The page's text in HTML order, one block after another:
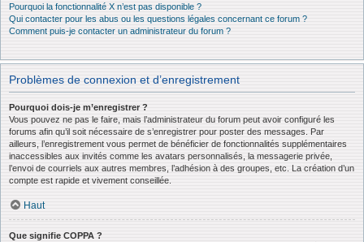
Pourquoi la fonctionnalité X n’est pas disponible ?
Qui contacter pour les abus ou les questions légales concernant ce forum ?
Comment puis-je contacter un administrateur du forum ?
Problèmes de connexion et d’enregistrement
Pourquoi dois-je m’enregistrer ?
Vous pouvez ne pas le faire, mais l’administrateur du forum peut avoir configuré les
forums afin qu’il soit nécessaire de s’enregistrer pour poster des messages. Par
ailleurs, l’enregistrement vous permet de bénéficier de fonctionnalités supplémentaires
inaccessibles aux invités comme les avatars personnalisés, la messagerie privée,
l’envoi de courriels aux autres membres, l’adhésion à des groupes, etc. La création d’un
compte est rapide et vivement conseillée.
Haut
Que signifie COPPA ?